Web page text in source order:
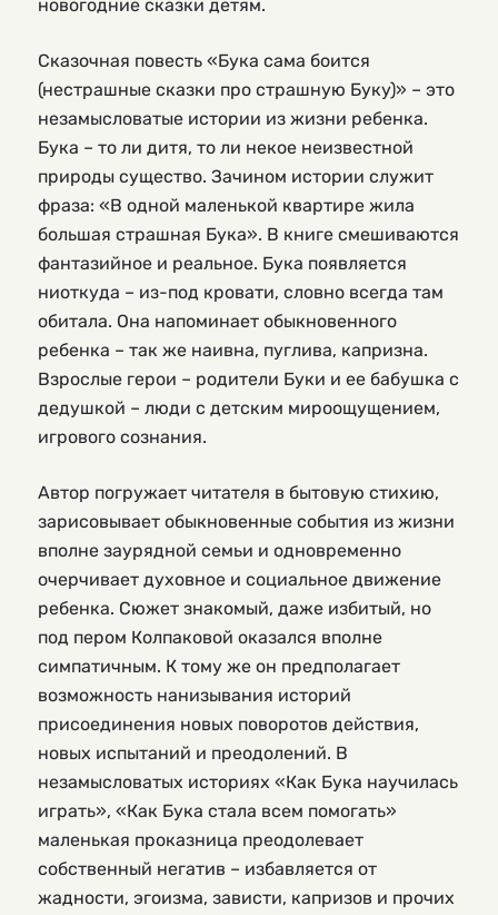
новогодние сказки детям.
Сказочная повесть «Бука сама боится
(нестрашные сказки про страшную Буку)» – это
незамысловатые истории из жизни ребенка.
Бука – то ли дитя, то ли некое неизвестной
природы существо. Зачином истории служит
фраза: «В одной маленькой квартире жила
большая страшная Бука». В книге смешиваются
фантазийное и реальное. Бука появляется
ниоткуда – из-под кровати, словно всегда там
обитала. Она напоминает обыкновенного
ребенка – так же наивна, пуглива, капризна.
Взрослые герои – родители Буки и ее бабушка с
дедушкой – люди с детским мироощущением,
игрового сознания.
Автор погружает читателя в бытовую стихию,
зарисовывает обыкновенные события из жизни
вполне заурядной семьи и одновременно
очерчивает духовное и социальное движение
ребенка. Сюжет знакомый, даже избитый, но
под пером Колпаковой оказался вполне
симпатичным. К тому же он предполагает
возможность нанизывания историй
присоединения новых поворотов действия,
новых испытаний и преодолений. В
незамысловатых историях «Как Бука научилась
играть», «Как Бука стала всем помогать»
маленькая проказница преодолевает
собственный негатив – избавляется от
жадности, эгоизма, зависти, капризов и прочих